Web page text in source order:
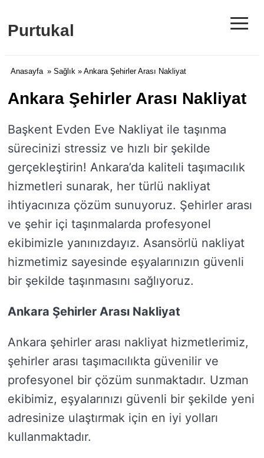
Purtukal ≡
Anasayfa » Sağlık » Ankara Şehirler Arası Nakliyat
Ankara Şehirler Arası Nakliyat
Başkent Evden Eve Nakliyat ile taşınma
sürecinizi stressiz ve hızlı bir şekilde
gerçekleştirin! Ankara’da kaliteli taşımacılık
hizmetleri sunarak, her türlü nakliyat
ihtiyacınıza çözüm sunuyoruz. Şehirler arası
ve şehir içi taşınmalarda profesyonel
ekibimizle yanınızdayız. Asansörlü nakliyat
hizmetimiz sayesinde eşyalarınızın güvenli
bir şekilde taşınmasını sağlıyoruz.
Ankara Şehirler Arası Nakliyat
Ankara şehirler arası nakliyat hizmetlerimiz,
şehirler arası taşımacılıkta güvenilir ve
profesyonel bir çözüm sunmaktadır. Uzman
ekibimiz, eşyalarınızı güvenli bir şekilde yeni
adresinize ulaştırmak için en iyi yolları
kullanmaktadır.